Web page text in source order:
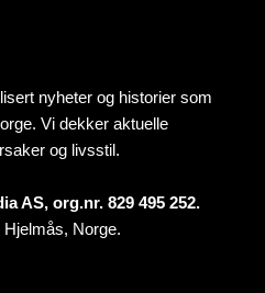
nyheter og historier som
Vi dekker aktuelle
og livsstil.
AS, org.nr. 829 495 252.
Hjelmås, Norge.